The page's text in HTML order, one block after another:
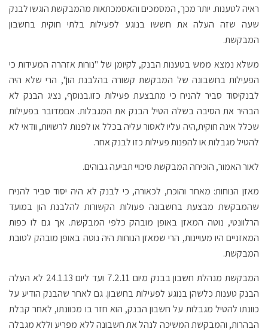
ראיה לטענות. יותר מכך, המסמכים והאסמכתאות מהמבקשת הוגשו לבנק
שעה שזה העלה את חששו בנוגע לפעילות בלתי חוקית בחשבון
המבקשת.
משלא נמצא ממש בטענות הבנק, לקיומן של "נורות אזהרה המעידות כי
הפעילות בחשבונה של המבקשת קשורה בהלבנת הון", הרי שלא היה
לבנקיסוד סביר להניח כי מתבצעת פעילות כזו.בנוסף, נציג הבנק לא
הבהיר את הסיבה בשלה הטיל הבנק את המגבלות. אםמדובר בפעילות
שכלל אינה חוקית,היה עליו לאסור עליה בכלל או לפנות לרשויות, וודאי לא
להטיל מגבלות או להפנות פעילות כזו לבנק אחר.
לאור האמור, הוכיחה המבקשת סיכויי תביעה גבוהים.
מאזן הנוחות: מאחר והוכח, לכאורה, כי לבנק לא היה יסוד סביר להניח
שהמבקשת מבצעת בחשבונה פעולות הקשורות להלבנת הון במועד
הרלוונטי, נוטה המאזן באופן מובהק כלפי המבקשת. אך גם לו כפות
המאזניים היו מעויינות, הרי שמאזן הנוחות היה נוטה באופן מובהק לטובת
המבקשת.
המבקשת מנהלת חשבון בבנק מיום 7.2.11 ועד ליום 24.1.13 לא העלה
הבנק טענות כלשהן בנוגע לפעילות בחשבון. גם לאחר שהבנק הודיע על
כוונתו להטיל מגבלות על חשבון הבנק, הוא חזר בו מכוונתו, לאחר קבלת
הבהרות, והמבקשת המשיכה לנהל את חשבונה ללא מפריע וללא מגבלה